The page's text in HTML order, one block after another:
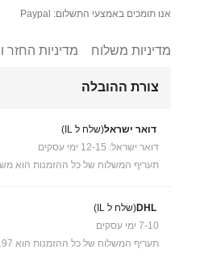
אנו תומכים באמצעי התשלום: Paypal
מדיניות משלוח מדיניות החזר
צורת ההובלה
דואר ישראל(שלח ל IL)
דואר ישראל: 12-15 ימי עסקים
תעריף המשלוח של כל ההזמנות הוא
DHL(שלח ל IL)
7-10 ימי עסקים
תעריף המשלוח של כל ההזמנות הוא ₪41.97